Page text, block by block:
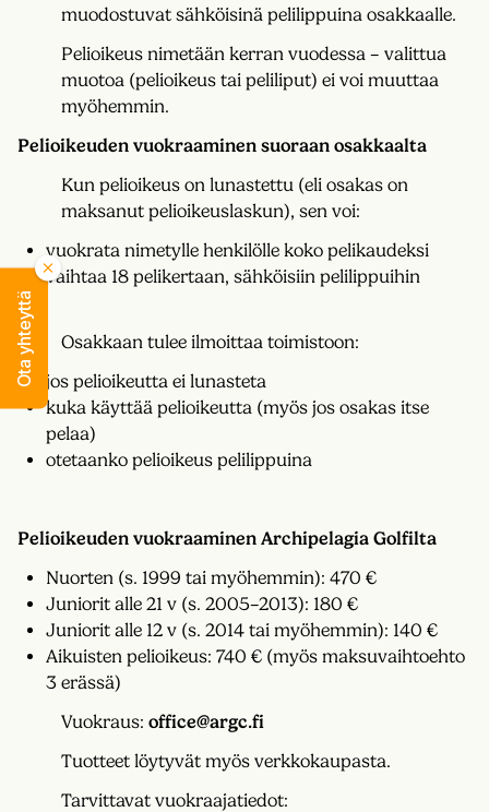
Ota yhteyttä
muodostuvat sähköisinä pelilippuina osakkaalle.
Pelioikeus nimetään kerran vuodessa – valittua
muotoa (pelioikeus tai peliliput) ei voi muuttaa
myöhemmin.
Pelioikeuden vuokraaminen suoraan osakkaalta
Kun pelioikeus on lunastettu (eli osakas on
maksanut pelioikeuslaskun), sen voi:
vuokrata nimetylle henkilölle koko pelikaudeksi
vaihtaa 18 pelikertaan, sähköisiin pelilippuihin
Osakkaan tulee ilmoittaa toimistoon:
jos pelioikeutta ei lunasteta
kuka käyttää pelioikeutta (myös jos osakas itse
pelaa)
otetaanko pelioikeus pelilippuina
Pelioikeuden vuokraaminen Archipelagia Golfilta
Nuorten (s. 1999 tai myöhemmin): 470 €
Juniorit alle 21 v (s. 2005–2013): 180 €
Juniorit alle 12 v (s. 2014 tai myöhemmin): 140 €
Aikuisten pelioikeus: 740 € (myös maksuvaihtoehto
3 erässä)
Vuokraus: office@argc.fi
Tuotteet löytyvät myös verkkokaupasta.
Tarvittavat vuokraajatiedot: